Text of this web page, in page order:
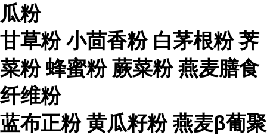
瓜粉
甘草粉 小茴香粉 白茅根粉 荠
菜粉 蜂蜜粉 蕨菜粉 燕麦膳食
纤维粉
蓝布正粉 黄瓜籽粉 燕麦β葡聚